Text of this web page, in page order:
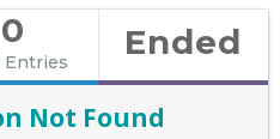
0
Entries Ended
Not Found